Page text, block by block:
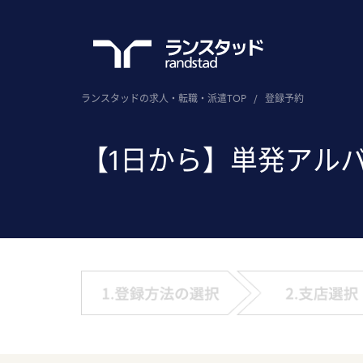
ランスタッドの求人・転職・派遣TOP / 登録予約
【1日から】単発アル